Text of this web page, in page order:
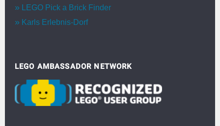
LEGO Pick a Brick Finder
Karls Erlebnis-Dorf
LEGO AMBASSADOR NETWORK